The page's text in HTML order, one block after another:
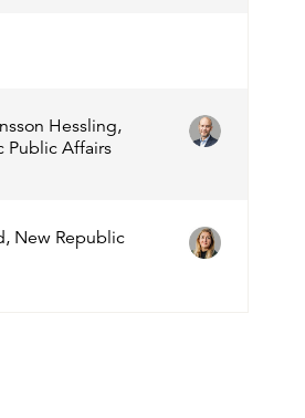
Hessling,
Public Affairs
New Republic